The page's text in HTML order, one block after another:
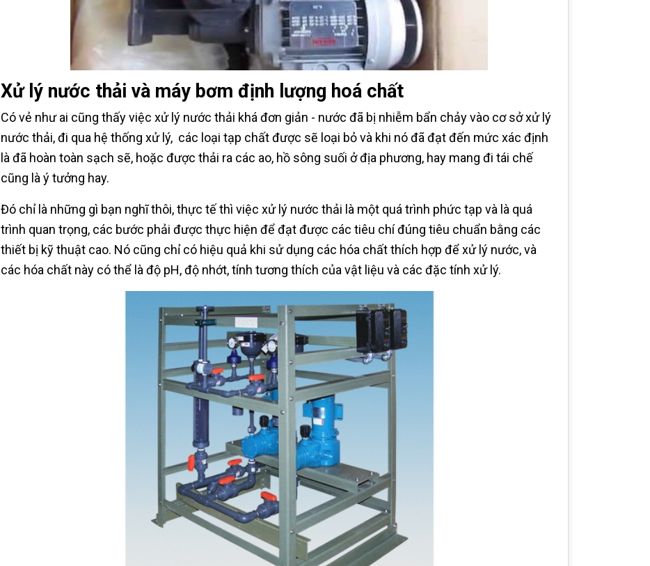
Xử lý nước thải và máy bơm định lượng hoá chất
Có vẻ như ai cũng thấy việc xử lý nước thải khá đơn giản - nước đã bị nhiễm bẩn chảy vào cơ sở xử lý
nước thải, đi qua hệ thống xử lý, các loại tạp chất được sẽ loại bỏ và khi nó đã đạt đến mức xác định
là đã hoàn toàn sạch sẽ, hoặc được thải ra các ao, hồ sông suối ở địa phương, hay mang đi tái chế
cũng là ý tưởng hay.
Đó chỉ là những gì bạn nghĩ thôi, thực tế thì việc xử lý nước thải là một quá trình phức tạp và là quá
trình quan trọng, các bước phải được thực hiện để đạt được các tiêu chí đúng tiêu chuẩn bằng các
thiết bị kỹ thuật cao. Nó cũng chỉ có hiệu quả khi sử dụng các hóa chất thích hợp để xử lý nước, và
các hóa chất này có thể là độ pH, độ nhớt, tính tương thích của vật liệu và các đặc tính xử lý.